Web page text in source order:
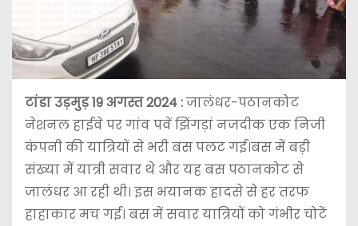
टांडा उड़मुड़ 19 अगस्त 2024 :जालंधर-पठानकोट
नेशनल हाईवे पर गांव पवें झिंगड़ां नजदीक एक निजी
कंपनी की यात्रियों से भरी बस पलट गई।बस में बड़ी
संख्या में यात्री सवार थे और यह बस पठानकोट से
जालंधर आ रही थी। इस भयानक हादसे से हर तरफ
हाहाकार मच गई। बस में सवार यात्रियों को गंभीर चोटें